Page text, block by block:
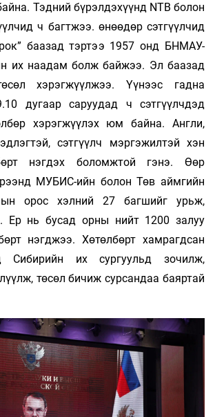
Тэдний бүрэлдэхүүнд NTB болон
ч багтжээ. өнөөдөр сэтгүүлчид
баазад тэртээ 1957 онд БНМАУ-
их наадам болж байжээ. Эл баазад
хэрэгжүүлжээ. Үүнээс гадна
дугаар саруудад ч сэтгүүлчдэд
хэрэгжүүлэх юм байна. Англи,
сэтгүүлч мэргэжилтэй хэн
нэгдэх боломжтой гэнэ. Өөр
МУБИС-ийн болон Төв аймгийн
орос хэлний 27 багшийг урьж,
Ер нь бусад орны нийт 1200 залуу
нэгджээ. Хөтөлбөрт хамрагдсан
Сибирийн их сургуульд зочилж,
төсөл бичиж сурсандаа баяртай